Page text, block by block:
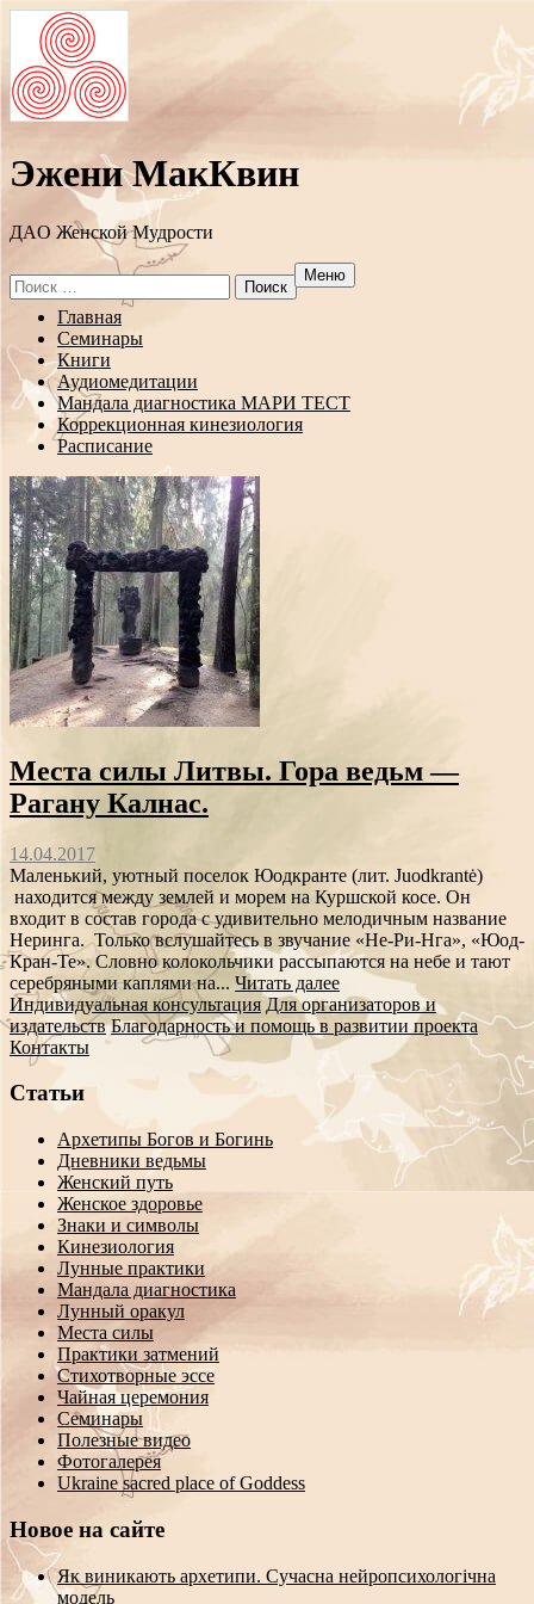
Эжени МакКвин
ДAO Женской Мудрости
Search
for:
Меню
Перейти
содержанию
Главная
Семинары
Книги
Аудиомедитации
Мандала диагностика МАРИ ТЕСТ
Коррекционная кинезиология
Расписание
Места силы Литвы. Гора ведьм —
Рагану Калнас.
14.04.2017
Маленький, уютный поселок Юодкранте (лит. Juodkrantė)
находится между землей и морем на Куршской косе. Он
входит в состав города с удивительно мелодичным название
Неринга. Только вслушайтесь в звучание «Не-Ри-Нга», «Юод-
Кран-Те». Словно колокольчики рассыпаются на небе и тают
серебряными каплями на... Читать далее
Индивидуальная консультация Для организаторов и
издательств Благодарность и помощь в развитии проекта
Контакты
Статьи
Архетипы Богов и Богинь
Дневники ведьмы
Женский путь
Женское здоровье
Знаки и символы
Кинезиология
Лунные практики
Мандала диагностика
Лунный оракул
Места силы
Практики затмений
Стихотворные эссе
Чайная церемония
Семинары
Полезные видео
Фотогалерея
Ukraine sacred place of Goddess
Новое на сайте
Як виникають архетипи. Сучасна нейропсихологічна
модель